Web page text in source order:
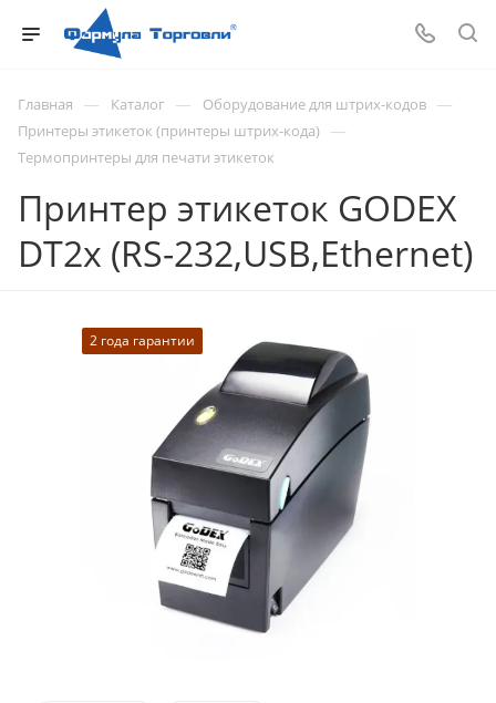
Главная — Каталог — Оборудование для штрих-кодов —
Принтеры этикеток (принтеры штрих-кода) —
Термопринтеры для печати этикеток
Принтер этикеток GODEX
DT2x (RS-232,USB,Ethernet)
2 года гарантии